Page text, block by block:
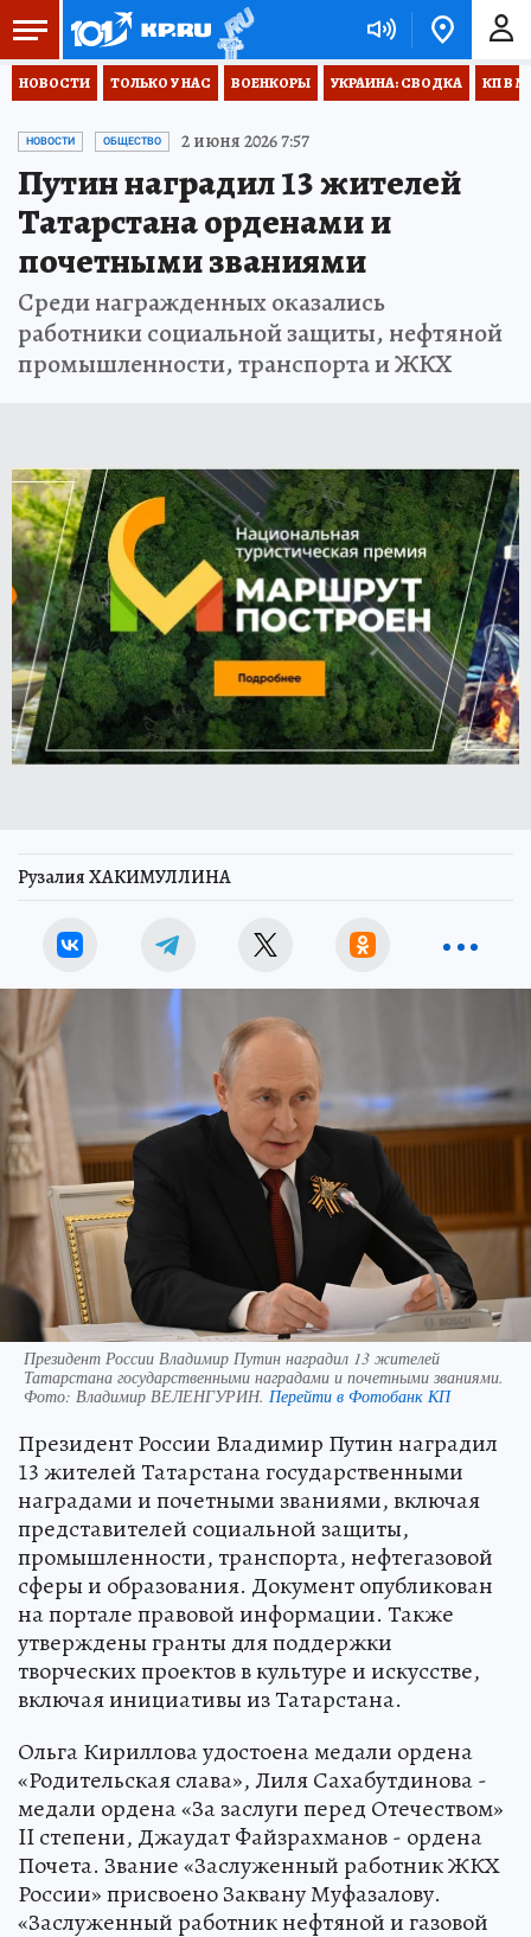
НОВОСТИ ТОЛЬКО У НАС ВОЕНКОРЫ УКРАИНА: СВОДКА КП В
НОВОСТИ ОБЩЕСТВО 2 июня 2026 7:57
Путин наградил 13 жителей
Татарстана орденами и
почетными званиями
Среди награжденных оказались
работники социальной защиты, нефтяной
промышленности, транспорта и ЖКХ
Рузалия ХАКИМУЛЛИНА
Президент России Владимир Путин наградил 13 жителей
Татарстана государственными наградами и почетными званиями.
Фото: Владимир ВЕЛЕНГУРИН. Перейти в Фотобанк КП
Президент России Владимир Путин наградил
13 жителей Татарстана государственными
наградами и почетными званиями, включая
представителей социальной защиты,
промышленности, транспорта, нефтегазовой
сферы и образования. Документ опубликован
на портале правовой информации. Также
утверждены гранты для поддержки
творческих проектов в культуре и искусстве,
включая инициативы из Татарстана.
Ольга Кириллова удостоена медали ордена
«Родительская слава», Лиля Сахабутдинова -
медали ордена «За заслуги перед Отечеством»
II степени, Джаудат Файзрахманов - ордена
Почета. Звание «Заслуженный работник ЖКХ
России» присвоено Заквану Муфазалову.
«Заслуженный работник нефтяной и газовой